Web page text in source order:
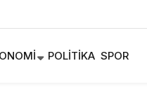
POLITIKA SPOR